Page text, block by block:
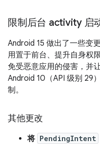
限制后台 activity 启
Android 15 做出了一些变
用置于前台、提升自身权
免受恶意应用的侵害，并
Android 10（API 级别 29
制。
其他更改
将 PendingIntent